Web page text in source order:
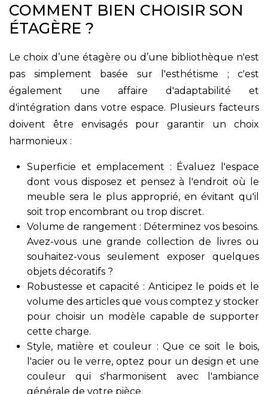
COMMENT BIEN CHOISIR SON
ÉTAGÈRE ?
Le choix d’une étagère ou d’une bibliothèque n'est
pas simplement basée sur l'esthétisme ; c'est
également une affaire d'adaptabilité et
d'intégration dans votre espace. Plusieurs facteurs
doivent être envisagés pour garantir un choix
harmonieux :
Superficie et emplacement : Évaluez l'espace
dont vous disposez et pensez à l'endroit où le
meuble sera le plus approprié, en évitant qu'il
soit trop encombrant ou trop discret.
Volume de rangement : Déterminez vos besoins.
Avez-vous une grande collection de livres ou
souhaitez-vous seulement exposer quelques
objets décoratifs ?
Robustesse et capacité : Anticipez le poids et le
volume des articles que vous comptez y stocker
pour choisir un modèle capable de supporter
cette charge.
Style, matière et couleur : Que ce soit le bois,
l'acier ou le verre, optez pour un design et une
couleur qui s'harmonisent avec l'ambiance
générale de votre pièce.